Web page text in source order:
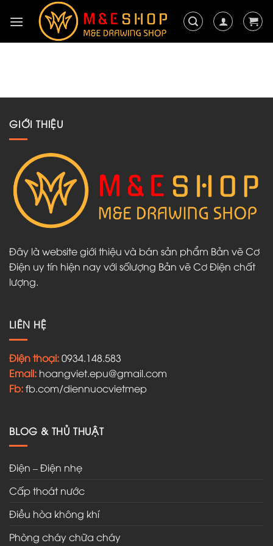
đến
GIỚI THIỆU
Đây là website giới thiệu và bán sản phẩm Bản vẽ Cơ
Điện uy tín hiện nay với sốlượng Bản vẽ Cơ Điện chất
lượng.
LIÊN HỆ
Điện thoại:0934.148.583
Email: hoangviet.epu@gmail.com
Fb:fb.com/diennuocvietmep
BLOG & THỦ THUẬT
Điện – Điện nhẹ
Cấp thoát nước
Điều hòa không khí
Phòng cháy chữa cháy